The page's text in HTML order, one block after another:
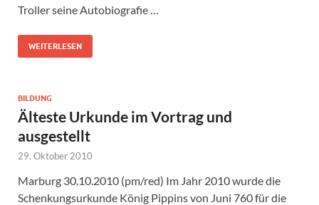
Troller seine Autobiografie …
WEITERLESEN
BILDUNG
Älteste Urkunde im Vortrag und
ausgestellt
29. Oktober 2010
Marburg 30.10.2010 (pm/red) Im Jahr 2010 wurde die
Schenkungsurkunde König Pippins von Juni 760 für die